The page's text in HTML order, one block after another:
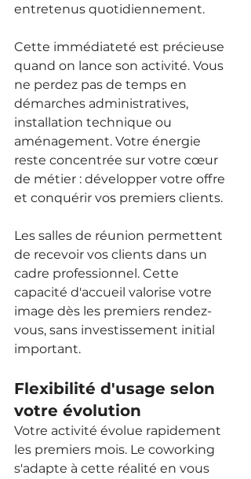
entretenus quotidiennement.
Cette immédiateté est précieuse
quand on lance son activité. Vous
ne perdez pas de temps en
démarches administratives,
installation technique ou
aménagement. Votre énergie
reste concentrée sur votre cœur
de métier : développer votre offre
et conquérir vos premiers clients.
Les salles de réunion permettent
de recevoir vos clients dans un
cadre professionnel. Cette
capacité d'accueil valorise votre
image dès les premiers rendez-
vous, sans investissement initial
important.
Flexibilité d'usage selon
votre évolution
Votre activité évolue rapidement
les premiers mois. Le coworking
s'adapte à cette réalité en vous